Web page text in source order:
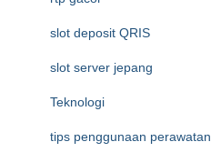
slot deposit QRIS
slot server jepang
Teknologi
tips penggunaan perawatan